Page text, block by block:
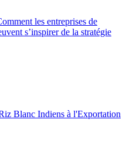
les entreprises de
s’inspirer de la stratégie
Blanc Indiens à l'Exportation